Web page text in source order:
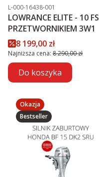
Kod produktu
L-000-16438-001
LOWRANCE ELITE - 10 FS Z
PRZETWORNIKIEM 3W1
Cena promocyjna
8 199,00 zł
Najniższa cena: 8 290,00 zł
Do koszyka
Okazja
Bestseller